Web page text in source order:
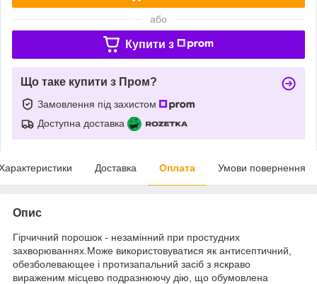
або
Купити з
Що таке купити з Пром?
Замовлення під захистом
Доступна доставка
Доставка Оплата Умови повернення
Опис
Гірчичний порошок - незамінний при простудних
захворюваннях.Може використовуватися як антисептичний,
обезболевающее і протизапальний засіб з яскраво
вираженим місцево подразнюючу дію, що обумовлена